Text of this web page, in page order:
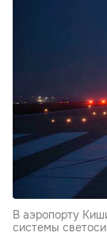
В аэропорту
системы